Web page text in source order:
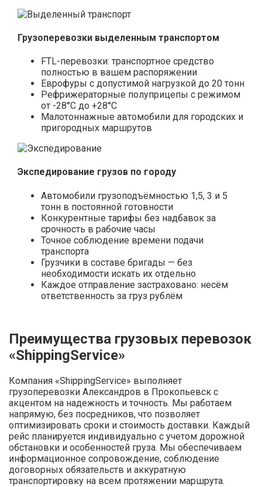
Грузоперевозки выделенным транспортом
FTL-перевозки: транспортное средство
полностью в вашем распоряжении
Еврофуры с допустимой нагрузкой до 20 тонн
Рефрижераторные полуприцепы с режимом
от -28°С до +28°С
Малотоннажные автомобили для городских и
пригородных маршрутов
Экспедирование грузов по городу
Автомобили грузоподъёмностью 1,5, 3 и 5
тонн в постоянной готовности
Конкурентные тарифы без надбавок за
срочность в рабочие часы
Точное соблюдение времени подачи
транспорта
Грузчики в составе бригады — без
необходимости искать их отдельно
Каждое отправление застраховано: несём
ответственность за груз рублём
Преимущества грузовых перевозок
«ShippingService»
Компания «ShippingService» выполняет
грузоперевозки Александров в Прокопьевск с
акцентом на надежность и точность. Мы работаем
напрямую, без посредников, что позволяет
оптимизировать сроки и стоимость доставки. Каждый
рейс планируется индивидуально с учетом дорожной
обстановки и особенностей груза. Мы обеспечиваем
информационное сопровождение, соблюдение
договорных обязательств и аккуратную
транспортировку на всем протяжении маршрута.